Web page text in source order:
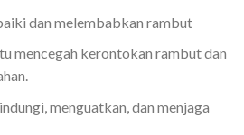
dan melembabkan rambut
mencegah kerontokan rambut dan
menguatkan, dan menjaga